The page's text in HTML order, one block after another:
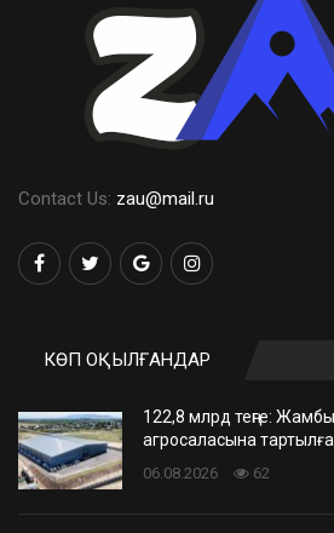
Contact Us: zau@mail.ru
КӨП ОҚЫЛҒАНДАР
122,8 млрд теңге:
агросаласына
06.08.2026 62